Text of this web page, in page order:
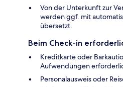
Von der Unterkunft zur
werden ggf. mit
übersetzt.
Beim Check-in
Kreditkarte oder
Aufwendungen
Personalausweis oder